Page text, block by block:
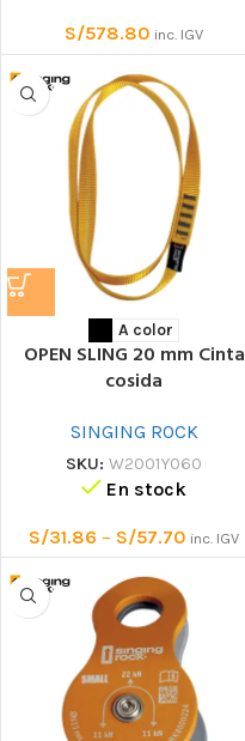
S/578.80 inc. IGV
A color
OPEN SLING 20 mm Cinta
cosida
SINGING ROCK
SKU:W2001Y060
En stock
S/31.86 – S/57.70 inc. IGV